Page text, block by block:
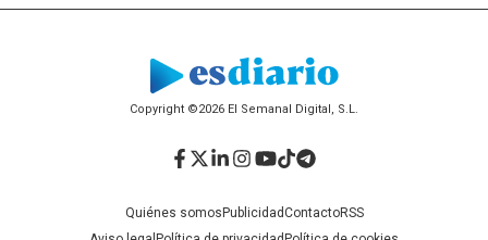
Copyright ©2026 El Semanal Digital, S.L.
Quiénes somos PublicidadContactoRSS
Facebook
Twitter
LinkedIn
Instagram
YouTube
TikTok
Telegram